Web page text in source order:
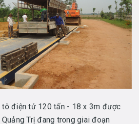
tô điện tử 120 tấn - 18 x 3m được
Trị đang trong giai đoạn